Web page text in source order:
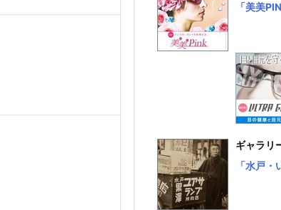
「美美
ギャラリ
「水戸・